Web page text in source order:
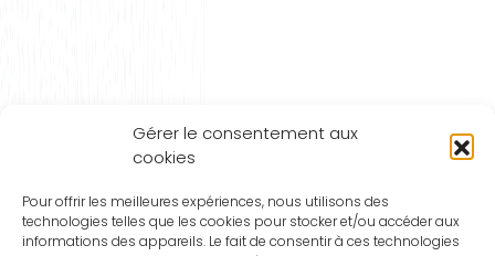
Gérer le consentement aux
cookies
Pour offrir les meilleures expériences, nous utilisons des
technologies telles que les cookies pour stocker et/ou accéder aux
informations des appareils. Le fait de consentir à ces technologies